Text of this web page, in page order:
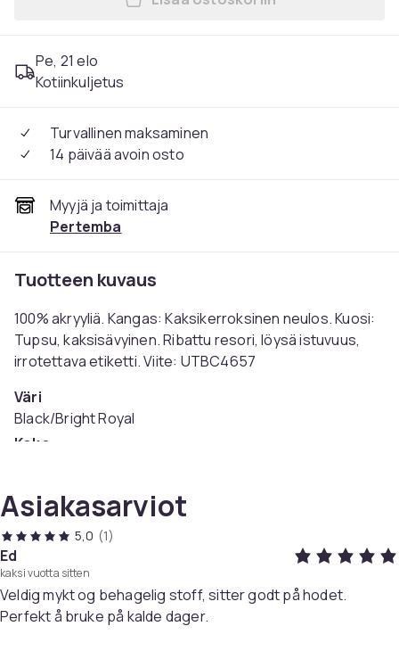
Lisää Beechfield Aikuisten
Pe, 21 elo
Kotiinkuljetus
Turvallinen maksaminen
14 päivää avoin osto
Myyjä ja toimittaja
Pertemba
Tuotteen kuvaus
100% akryyliä. Kangas: Kaksikerroksinen neulos. Kuosi:
Tupsu, kaksisävyinen. Ribattu resori, löysä istuvuus,
irrotettava etiketti. Viite: UTBC4657
Väri
Black/Bright Royal
Koko
a638a309-3ffe-43a0-b01c-b83a544d5873
Tuoteturvallisuustiedot
Asiakasarviot
5,0 (1)
Ed
kaksi vuotta sitten
Veldig mykt og behagelig stoff, sitter godt på hodet.
Perfekt å bruke på kalde dager.